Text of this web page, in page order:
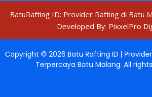
BatuRafting ID: Provider Rafting di Batu
Developed By: PixxelPro
Copyright © 2026 Batu Rafting ID |
Terpercaya Batu Malang. All